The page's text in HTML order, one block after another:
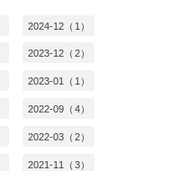
2024-12（1）
2023-12（2）
2023-01（1）
2022-09（4）
2022-03（2）
2021-11（3）